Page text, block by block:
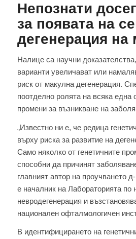
Непознати
за появата на
дегенерация на
Налице са научни
варианти увеличават или
риск от макулна дегенерация.
поотделно ролята на всяка една
промени за възникване на
„Известно ни е, че редица
върху риска за развитие на
Само няколко от генетичните
способни да причинят
главният автор на проучването
е началник на Лабораторията по
невродегенерация и
национален офталмологичен
В идентифицирането на